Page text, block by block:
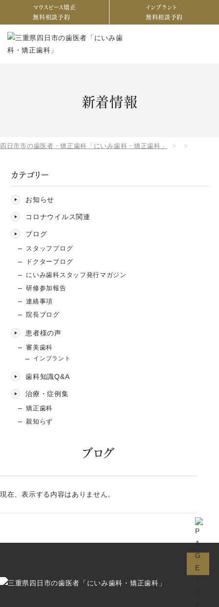
マウスピース矯正
無料相談予約
インプラント
無料相談予約
新着情報
四日市市の歯医者・矯正歯科「にいみ歯科・矯正歯科」
カテゴリー
お知らせ
コロナウイルス関連
ブログ
スタッフブログ
ドクターブログ
にいみ歯科スタッフ発行マガジン
研修参加報告
連絡事項
院長ブログ
患者様の声
審美歯科
インプラント
歯科知識Q&A
治療・症例集
矯正歯科
親知らず
ブログ
現在、表示する内容はありません。